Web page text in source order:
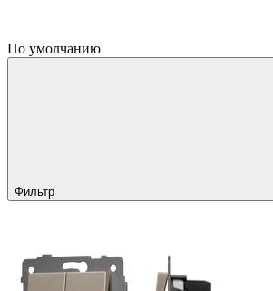
По умолчанию
Фильтр